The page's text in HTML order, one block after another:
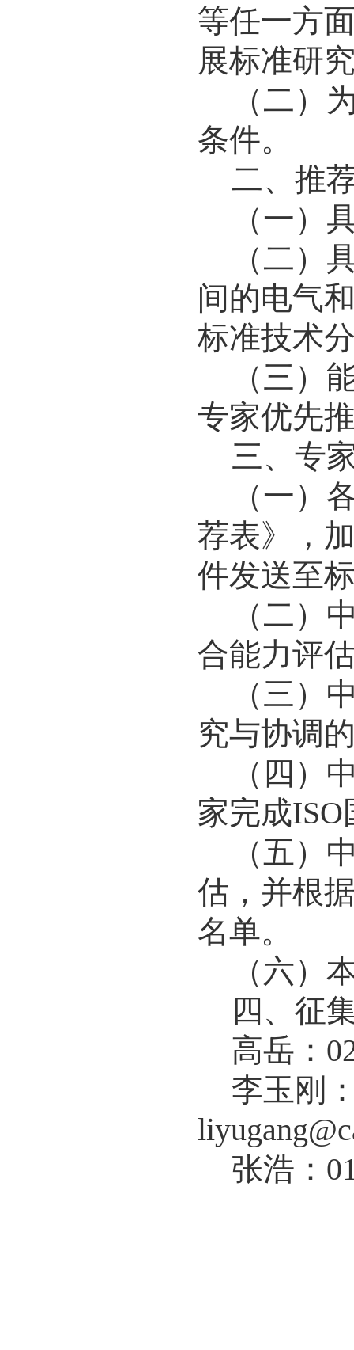
等任一方
展标准研
（二）
条件。
二、推
（一）
（二）
间的电气
标准技术
（三）
专家优先
三、专
（一）
荐表》，
件发送至
（二）
合能力评
（三）
究与协调
（四）
家完成
（五）
估，并根
名单。
（六）
四、征
高岳：
李玉刚
张浩： 0